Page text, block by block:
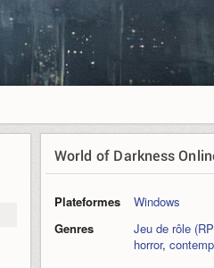
World of Darkness
Plateformes
Windows
Genres
Jeu de rôle
horror,